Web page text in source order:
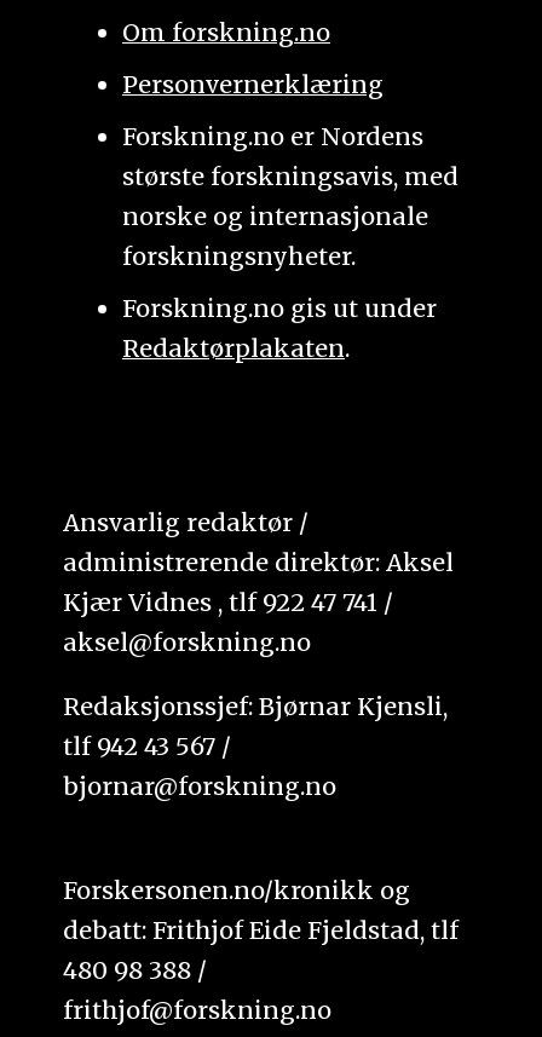
Om forskning.no
Personvernerklæring
Forskning.no er Nordens
største forskningsavis, med
norske og internasjonale
forskningsnyheter.
Forskning.no gis ut under
Redaktørplakaten.
Ansvarlig redaktør /
administrerende direktør: Aksel
Kjær Vidnes , tlf 922 47 741 /
aksel@forskning.no
Redaksjonssjef: Bjørnar Kjensli,
tlf 942 43 567 /
bjornar@forskning.no
Forskersonen.no/kronikk og
debatt: Frithjof Eide Fjeldstad, tlf
480 98 388 /
frithjof@forskning.no